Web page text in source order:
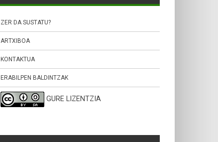
ZER DA SUSTATU?
ARTXIBOA
KONTAKTUA
ERABILPEN BALDINTZAK
GURE LIZENTZIA